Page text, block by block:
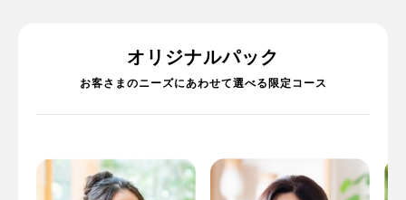
オリジナルパック
お客さまのニーズにあわせて選べる限定コース